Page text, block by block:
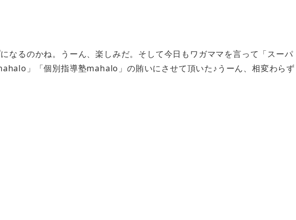
るのかね。うーん、楽しみだ。そして今日もワガママを言って「スーパ
」「個別指導塾mahalo」の賄いにさせて頂いた♪うーん、相変わらず